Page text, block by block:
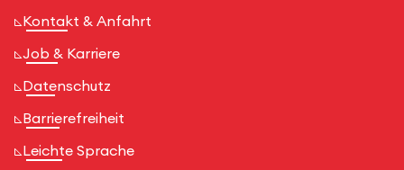
Kontakt & Anfahrt
Job & Karriere
Datenschutz
Barrierefreiheit
Leichte Sprache